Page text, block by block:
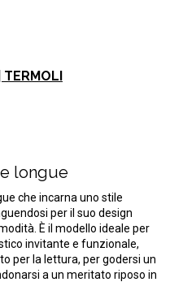
TERMOLI
longue
che incarna uno stile
per il suo design
È il modello ideale per
invitante e funzionale,
per la lettura, per godersi un
a un meritato riposo in